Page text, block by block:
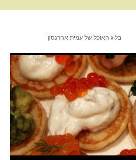
בלוג האוכל של עמית אהרנסון